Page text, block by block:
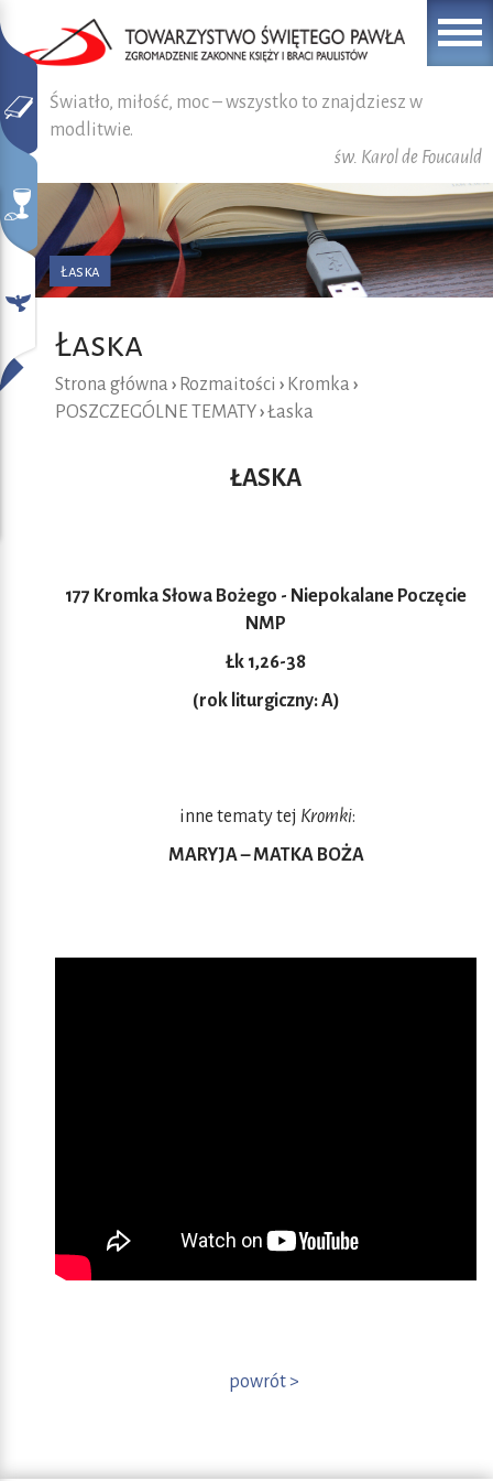
Światło, miłość, moc – wszystko to znajdziesz w
modlitwie.
św. Karol de Foucauld
Łaska
Łaska
Strona główna › Rozmaitości › Kromka ›
POSZCZEGÓLNE TEMATY›Łaska
ŁASKA
177 Kromka Słowa Bożego - Niepokalane Poczęcie
NMP
Łk 1,26-38
(rok liturgiczny: A)
inne tematy tej Kromki:
MARYJA – MATKA BOŻA
powrót >